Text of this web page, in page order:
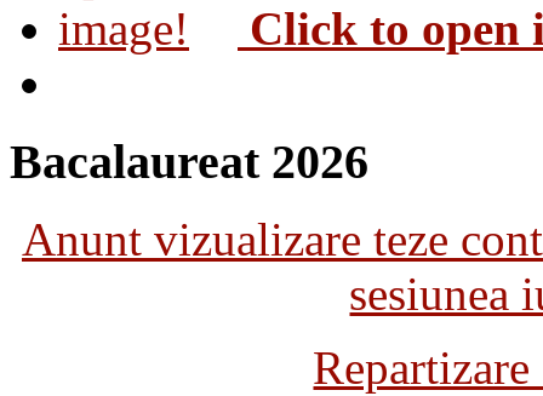
Click to open
Bacalaureat 2026
Anunt vizualizare teze
sesiunea